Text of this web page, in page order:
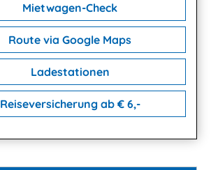
Mietwagen-Check
Route via Google Maps
Ladestationen
Reiseversicherung ab € 6,-